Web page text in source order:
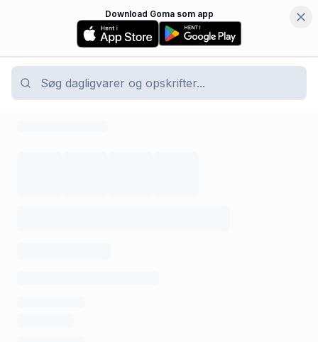
Download Goma som app